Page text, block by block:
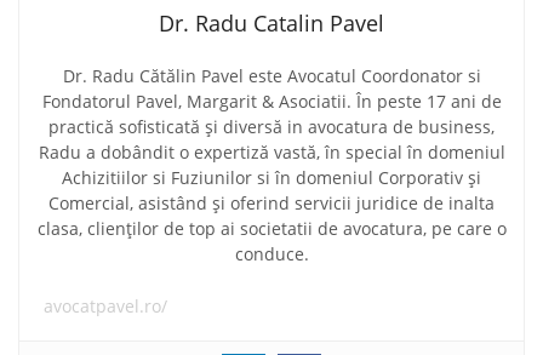
Dr. Radu Catalin Pavel
Dr. Radu Cătălin Pavel este Avocatul Coordonator si
Fondatorul Pavel, Margarit & Asociatii. În peste 17 ani de
practică sofisticată și diversă in avocatura de business,
Radu a dobândit o expertiză vastă, în special în domeniul
Achizitiilor si Fuziunilor si în domeniul Corporativ și
Comercial, asistând și oferind servicii juridice de inalta
clasa, clienților de top ai societatii de avocatura, pe care o
conduce.
avocatpavel.ro/